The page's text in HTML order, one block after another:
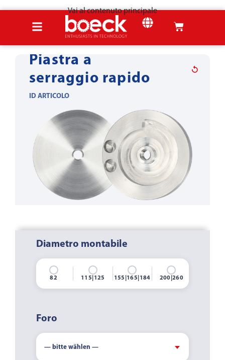
Vai al contenuto principale
Piastra a
serraggio rapido
ID ARTICOLO
Diametro montabile
82 115|125 155|165|184 200|260
Foro